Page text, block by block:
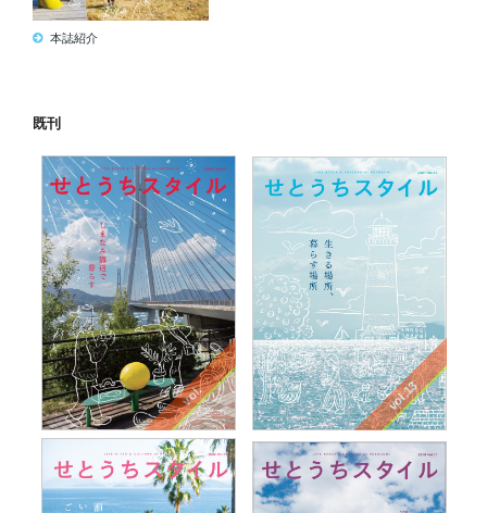
本誌紹介
既刊
vol. vol.13